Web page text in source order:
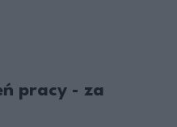
pracy - za